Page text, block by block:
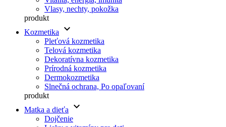
Vlasy, nechty, pokožka
produkt
Kozmetika
keyboard_arrow_down
Pleťová kozmetika
Telová kozmetika
Dekoratívna kozmetika
Prírodná kozmetika
Dermokozmetika
Slnečná ochrana, Po opaľovaní
produkt
Matka a dieťa
keyboard_arrow_down
Dojčenie